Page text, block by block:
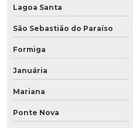
Lagoa Santa
São Sebastião do Paraíso
Formiga
Januária
Mariana
Ponte Nova